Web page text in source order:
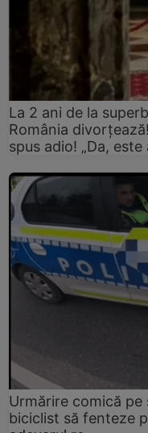
La 2 ani de la
România
spus adio! „Da, este
Urmărire comică pe
biciclist să fenteze